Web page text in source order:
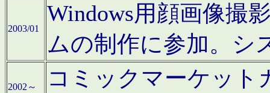
2003/01
Windows用顔画像撮
ムの制作に参加。シ
2002～
コミックマーケット